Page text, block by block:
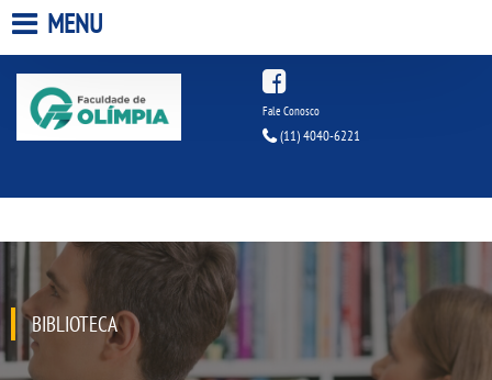
HOME
INFRAESTRUTURA
MENU
Fale Conosco
(11) 4040-6221
BIBLIOTECA